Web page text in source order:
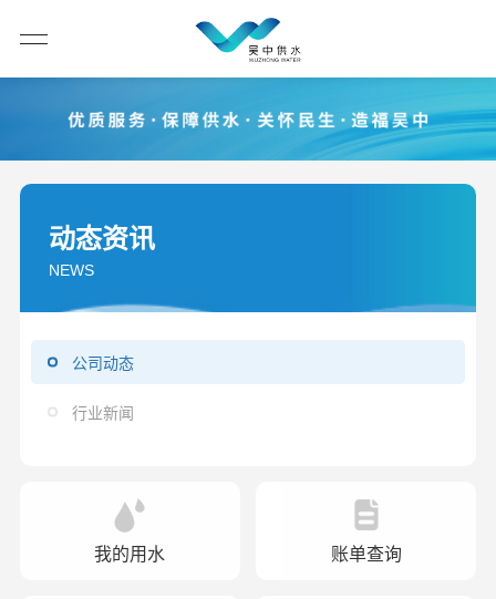
动态资讯
NEWS
公司动态
行业新闻
我的用水 账单查询